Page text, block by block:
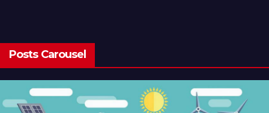
Posts Carousel